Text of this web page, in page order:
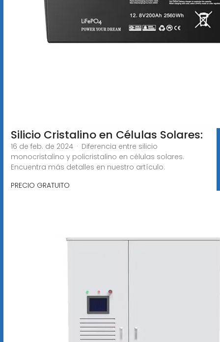
Silicio Cristalino en Células Solares:
16 de feb. de 2024 · Diferencia entre silicio
monocristalino y policristalino en células solares.
Encuentra más detalles en nuestro artículo.
PRECIO GRATUITO